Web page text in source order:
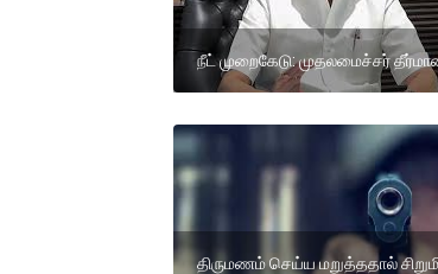
நீட் முறைகேடு: முதலமைச்சர்
திருமணம் செய்ய மறுத்ததால்